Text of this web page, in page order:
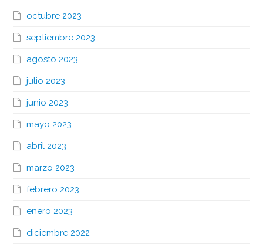
octubre 2023
septiembre 2023
agosto 2023
julio 2023
junio 2023
mayo 2023
abril 2023
marzo 2023
febrero 2023
enero 2023
diciembre 2022